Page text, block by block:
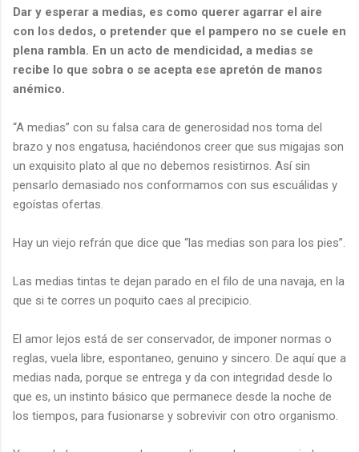
Dar y esperar a medias, es como querer agarrar el aire
con los dedos, o pretender que el pampero no se cuele en
plena rambla. En un acto de mendicidad, a medias se
recibe lo que sobra o se acepta ese apretón de manos
anémico.
“A medias” con su falsa cara de generosidad nos toma del
brazo y nos engatusa, haciéndonos creer que sus migajas son
un exquisito plato al que no debemos resistirnos. Así sin
pensarlo demasiado nos conformamos con sus escuálidas y
egoístas ofertas.
Hay un viejo refrán que dice que “las medias son para los pies”.
Las medias tintas te dejan parado en el filo de una navaja, en la
que si te corres un poquito caes al precipicio.
El amor lejos está de ser conservador, de imponer normas o
reglas, vuela libre, espontaneo, genuino y sincero. De aquí que a
medias nada, porque se entrega y da con integridad desde lo
que es, un instinto básico que permanece desde la noche de
los tiempos, para fusionarse y sobrevivir con otro organismo.